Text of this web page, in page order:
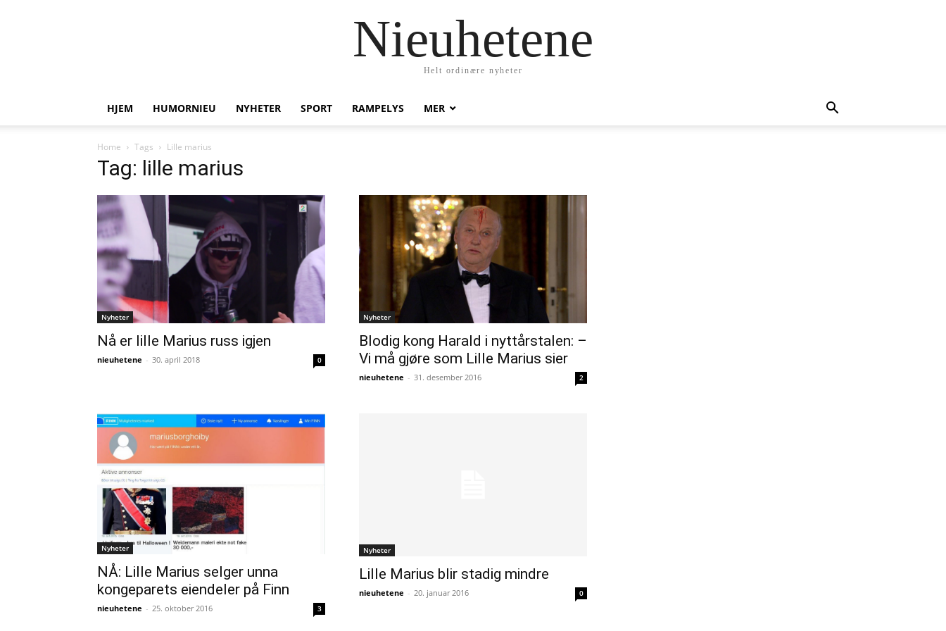
Nieuhetene
Helt ordinære nyheter
HJEM HUMORNIEU NYHETER SPORT RAMPELYS MER
Home Tags Lille marius
Tag: lille marius
Nyheter
Nå er lille Marius russ igjen
nieuhetene - 30. april 2018 0
Nyheter
Blodig kong Harald i nyttårstalen: –
Vi må gjøre som Lille Marius sier
nieuhetene - 31. desember 2016 2
Nyheter
NÅ: Lille Marius selger unna
kongeparets eiendeler på Finn
nieuhetene - 25. oktober 2016 3
Nyheter
Lille Marius blir stadig mindre
nieuhetene - 20. januar 2016 0